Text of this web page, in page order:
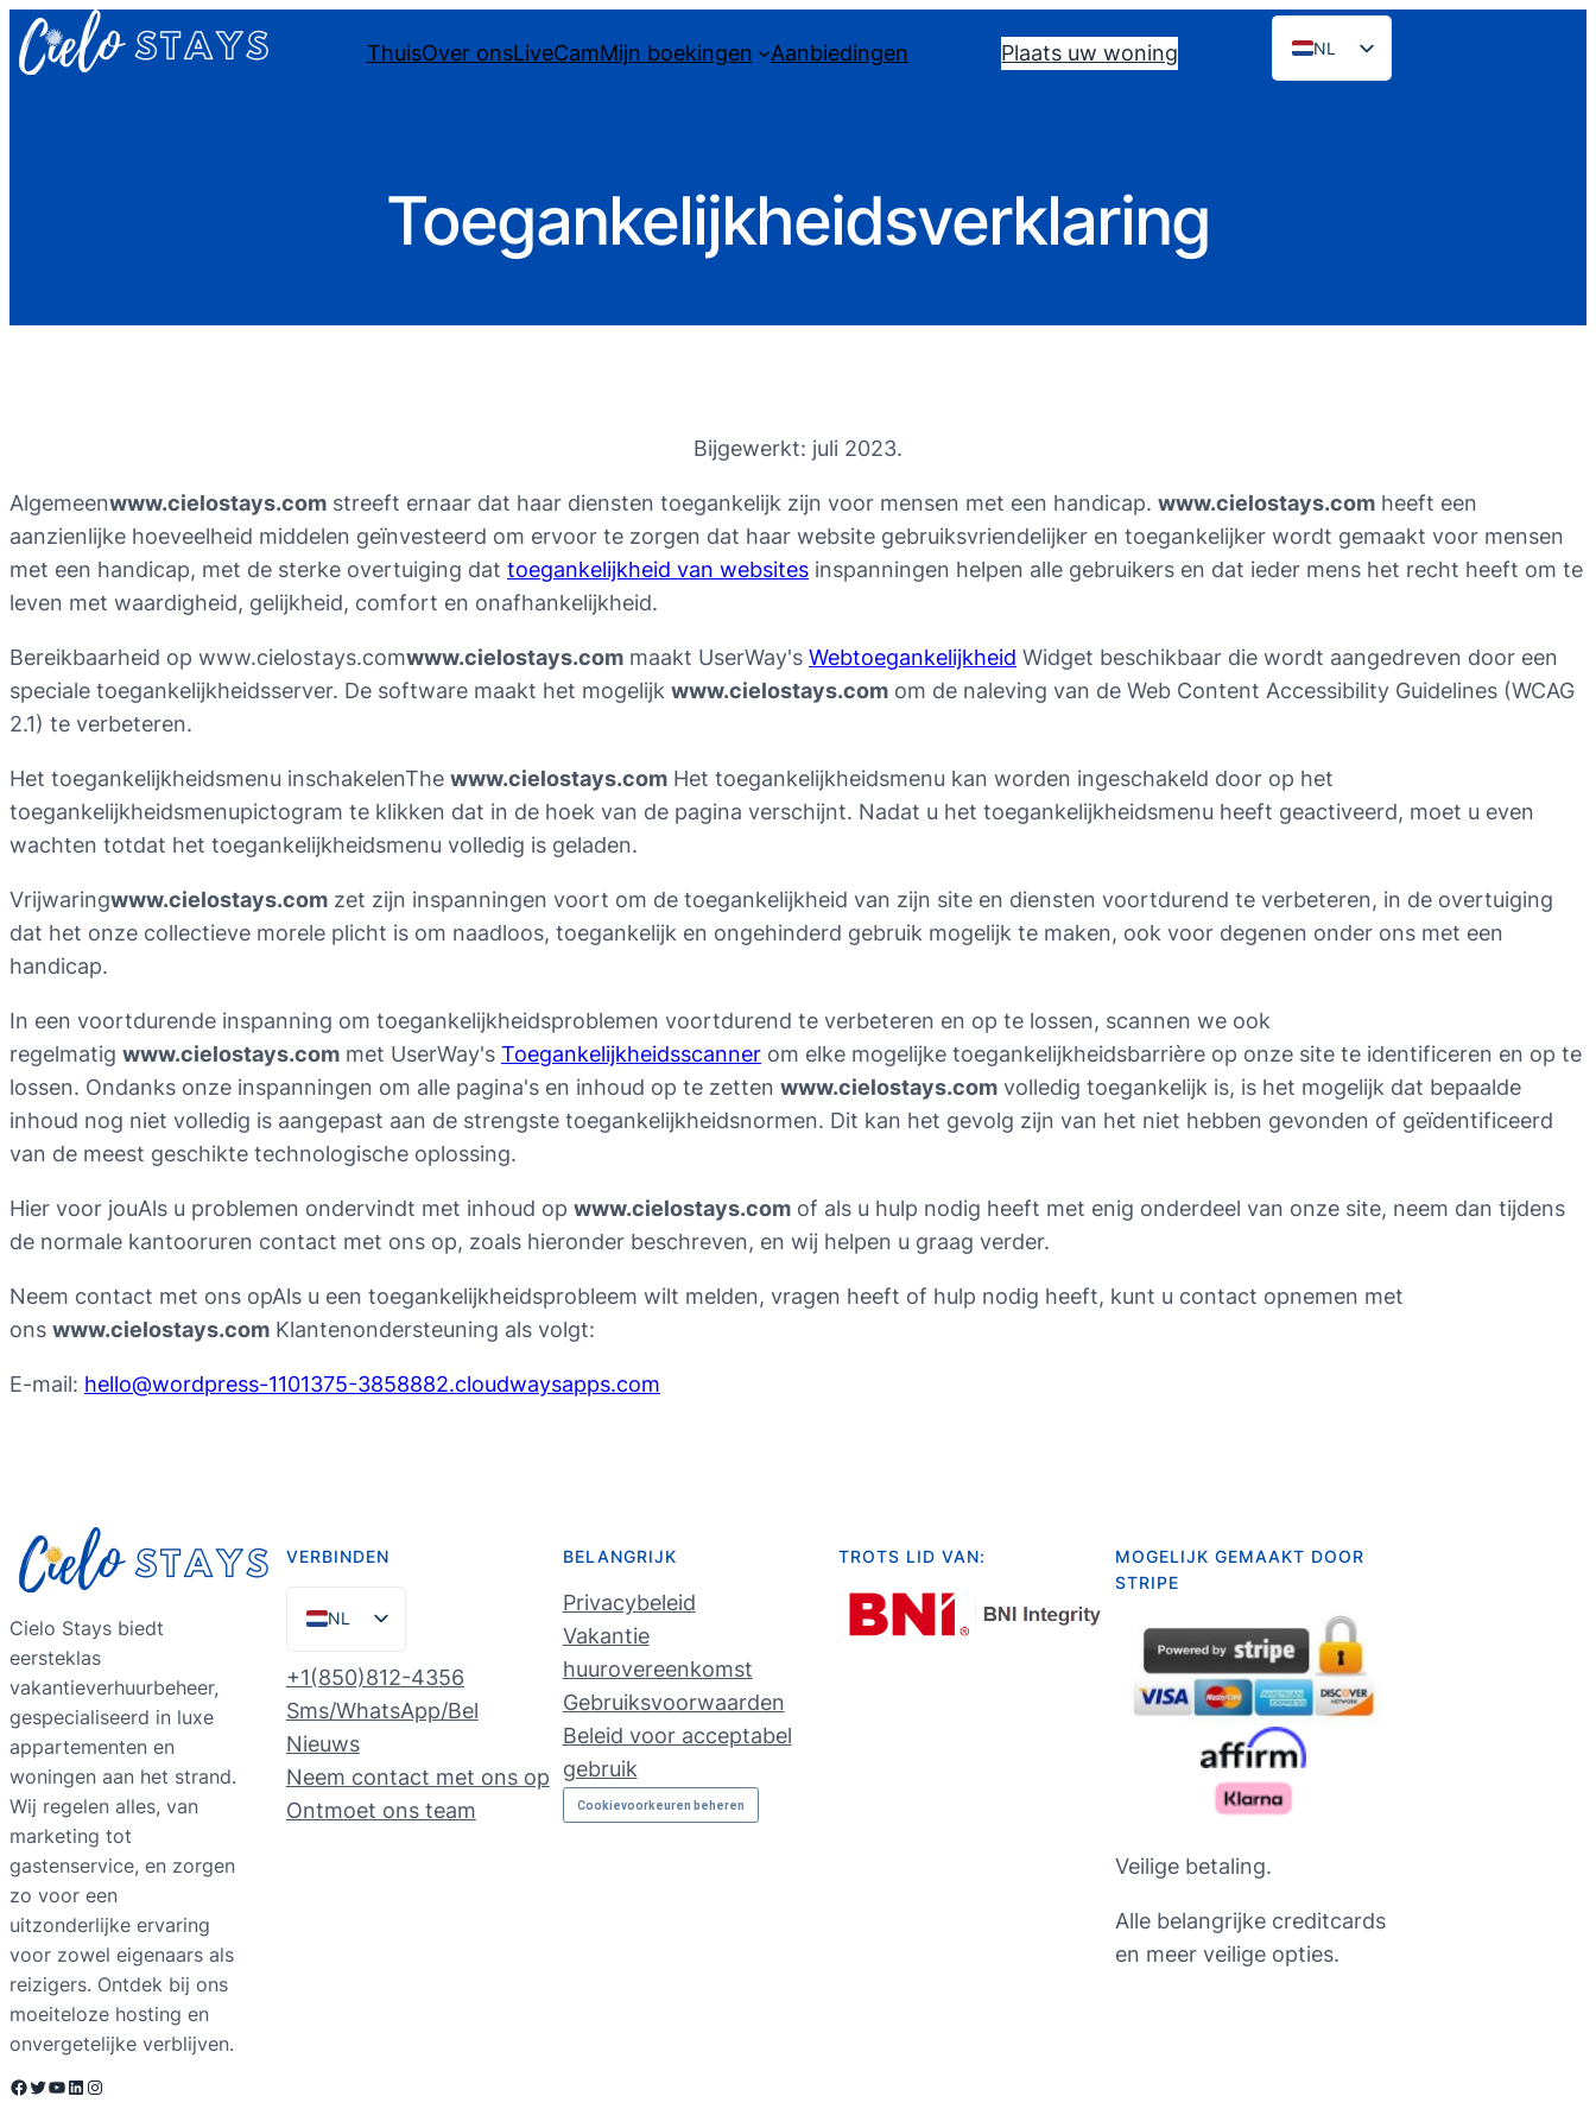
ThuisOver onsLiveCamMijn boekingen Aanbiedingen Plaats uw woning
NL
EN
Toegankelijkheidsverklaring
Bijgewerkt: juli 2023.
Algemeenwww.cielostays.com streeft ernaar dat haar diensten toegankelijk zijn voor mensen met een handicap. www.cielostays.com heeft een
aanzienlijke hoeveelheid middelen geïnvesteerd om ervoor te zorgen dat haar website gebruiksvriendelijker en toegankelijker wordt gemaakt voor mensen
met een handicap, met de sterke overtuiging dat toegankelijkheid van websites inspanningen helpen alle gebruikers en dat ieder mens het recht heeft om te
leven met waardigheid, gelijkheid, comfort en onafhankelijkheid.
Bereikbaarheid op www.cielostays.comwww.cielostays.com maakt UserWay's Webtoegankelijkheid Widget beschikbaar die wordt aangedreven door een
speciale toegankelijkheidsserver. De software maakt het mogelijk www.cielostays.com om de naleving van de Web Content Accessibility Guidelines (WCAG
2.1) te verbeteren.
Het toegankelijkheidsmenu inschakelenThe www.cielostays.com Het toegankelijkheidsmenu kan worden ingeschakeld door op het
toegankelijkheidsmenupictogram te klikken dat in de hoek van de pagina verschijnt. Nadat u het toegankelijkheidsmenu heeft geactiveerd, moet u even
wachten totdat het toegankelijkheidsmenu volledig is geladen.
Vrijwaringwww.cielostays.com zet zijn inspanningen voort om de toegankelijkheid van zijn site en diensten voortdurend te verbeteren, in de overtuiging
dat het onze collectieve morele plicht is om naadloos, toegankelijk en ongehinderd gebruik mogelijk te maken, ook voor degenen onder ons met een
handicap.
In een voortdurende inspanning om toegankelijkheidsproblemen voortdurend te verbeteren en op te lossen, scannen we ook
regelmatig www.cielostays.com met UserWay's Toegankelijkheidsscanner om elke mogelijke toegankelijkheidsbarrière op onze site te identificeren en op te
lossen. Ondanks onze inspanningen om alle pagina's en inhoud op te zetten www.cielostays.com volledig toegankelijk is, is het mogelijk dat bepaalde
inhoud nog niet volledig is aangepast aan de strengste toegankelijkheidsnormen. Dit kan het gevolg zijn van het niet hebben gevonden of geïdentificeerd
van de meest geschikte technologische oplossing.
Hier voor jouAls u problemen ondervindt met inhoud op www.cielostays.com of als u hulp nodig heeft met enig onderdeel van onze site, neem dan tijdens
de normale kantooruren contact met ons op, zoals hieronder beschreven, en wij helpen u graag verder.
Neem contact met ons opAls u een toegankelijkheidsprobleem wilt melden, vragen heeft of hulp nodig heeft, kunt u contact opnemen met
ons www.cielostays.com Klantenondersteuning als volgt:
E-mail: hello@wordpress-1101375-3858882.cloudwaysapps.com
Cielo Stays biedt
eersteklas
vakantieverhuurbeheer,
gespecialiseerd in luxe
appartementen en
woningen aan het strand.
Wij regelen alles, van
marketing tot
gastenservice, en zorgen
zo voor een
uitzonderlijke ervaring
voor zowel eigenaars als
reizigers. Ontdek bij ons
moeiteloze hosting en
onvergetelijke verblijven.
Facebook Twitter YouTube LinkedIn Instagram
VERBINDEN
NL
EN
PT
FR
DE
+1(850)812-4356
Sms/WhatsApp/Bel
Nieuws
Neem contact met ons op
Ontmoet ons team
BELANGRIJK
Privacybeleid
Vakantie
huurovereenkomst
Gebruiksvoorwaarden
Beleid voor acceptabel
gebruik
Cookievoorkeuren beheren
TROTS LID VAN:
MOGELIJK GEMAAKT DOOR
STRIPE
Veilige betaling.
Alle belangrijke creditcards
en meer veilige opties.